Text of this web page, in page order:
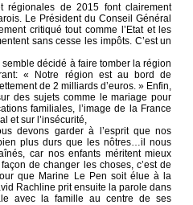
régionales de 2015 font clairement
Le Président du Conseil Général
critiqué tout comme l’Etat et les
sans cesse les impôts. C’est un
décidé à faire tomber la région
« Notre région est au bord de
de 2 milliards d’euros. » Enfin,
des sujets comme le mariage pour
familiales, l’image de la France
et sur l’insécurité,
devons garder à l’esprit que nos
plus durs que les nôtres…il nous
car nos enfants méritent mieux
de changer les choses, c’est de
que Marine Le Pen soit élue à la
Rachline prit ensuite la parole dans
avec la famille au centre de ses